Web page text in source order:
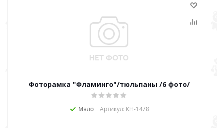
Фоторамка "Фламинго"/тюльпаны /6 фото/
Мало Артикул: КН-1478